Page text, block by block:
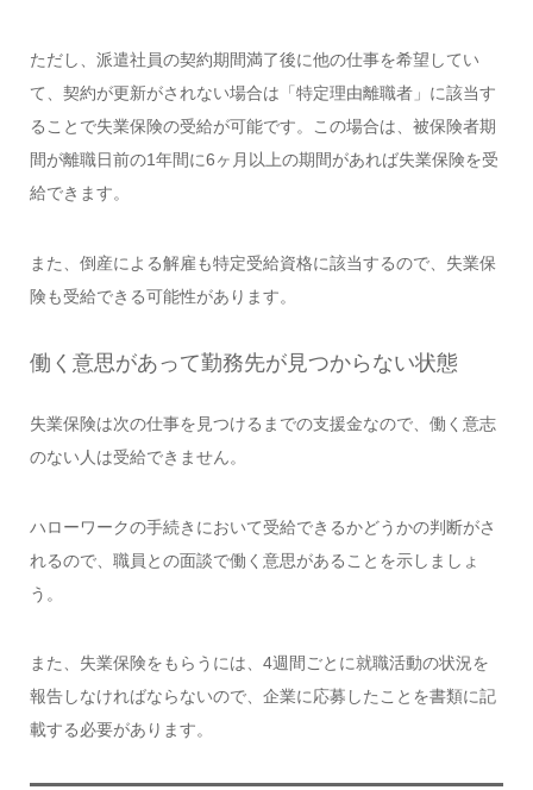
ただし、派遣社員の契約期間満了後に他の仕事を希望してい
て、契約が更新がされない場合は「特定理由離職者」に該当す
ることで失業保険の受給が可能です。この場合は、被保険者期
間が離職日前の1年間に6ヶ月以上の期間があれば失業保険を受
給できます。
また、倒産による解雇も特定受給資格に該当するので、失業保
険も受給できる可能性があります。
働く意思があって勤務先が見つからない状態
失業保険は次の仕事を見つけるまでの支援金なので、働く意志
のない人は受給できません。
ハローワークの手続きにおいて受給できるかどうかの判断がさ
れるので、職員との面談で働く意思があることを示しましょ
う。
また、失業保険をもらうには、4週間ごとに就職活動の状況を
報告しなければならないので、企業に応募したことを書類に記
載する必要があります。